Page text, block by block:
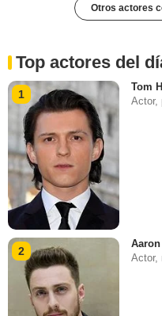
Otros actores
Top actores del
1
Tom
Actor,
2
Actor,